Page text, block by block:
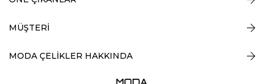
MÜŞTERİ
MODA ÇELİKLER HAKKINDA